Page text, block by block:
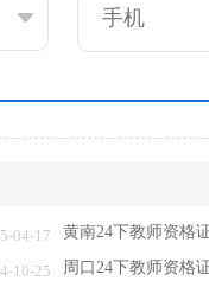
04-17
10-25